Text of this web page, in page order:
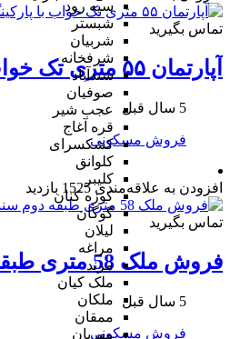
سیه رود
شبستر
شربیان
شرفخانه
شندآباد
صوفیان
عجب شیر
قره آغاج
کشکسرای
کلوانق
کلیبر
کوزه کنان
گوگان
لیلان
مراغه
مرند
ملک کیان
ملکان
ممقان
مهربان
تماس بگیرید
آپارتمان ۵۵ متری تک خواب با پارکینگ اختصاصی
5 سال قبل
فروش مسکونی
افزودن به علاقه‌مندی 1525 بازدید
تماس بگیرید
فروش ملک 58 متری طبقه دوم سندار
5 سال قبل
فروش مسکونی